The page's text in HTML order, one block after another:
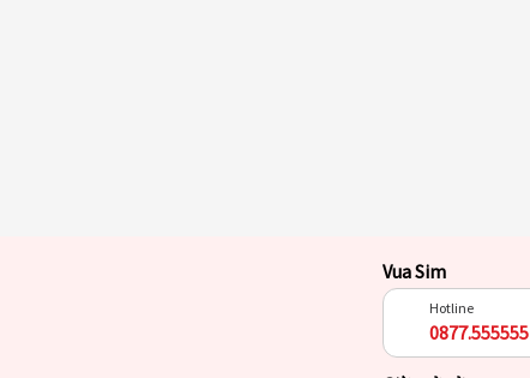
Vua Sim
Hotline
0877.555555